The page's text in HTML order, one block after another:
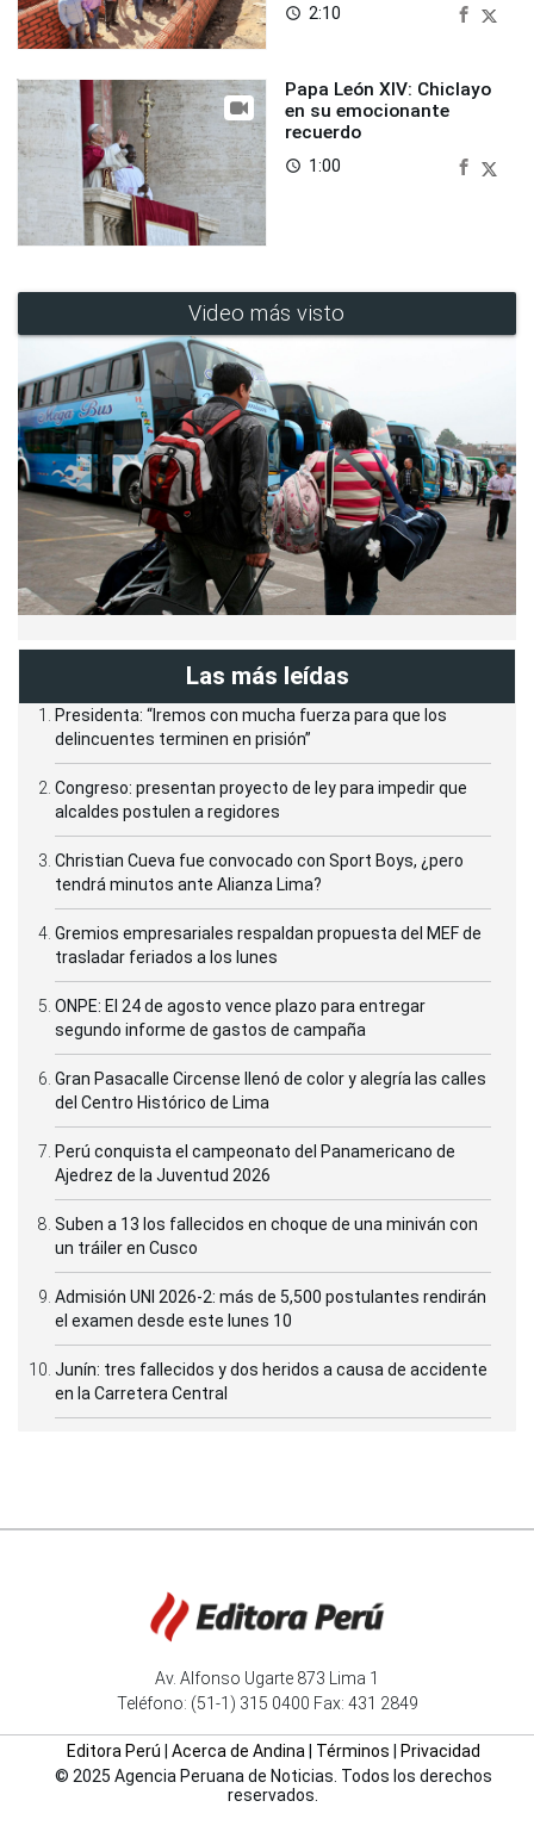
access_time 2:10
Papa León XIV: Chiclayo
en su emocionante
recuerdo
access_time 1:00
Video más visto
Las más leídas
Presidenta: “Iremos con mucha fuerza para que los
delincuentes terminen en prisión”
Congreso: presentan proyecto de ley para impedir que
alcaldes postulen a regidores
Christian Cueva fue convocado con Sport Boys, ¿pero
tendrá minutos ante Alianza Lima?
Gremios empresariales respaldan propuesta del MEF de
trasladar feriados a los lunes
ONPE: El 24 de agosto vence plazo para entregar
segundo informe de gastos de campaña
Gran Pasacalle Circense llenó de color y alegría las calles
del Centro Histórico de Lima
Perú conquista el campeonato del Panamericano de
Ajedrez de la Juventud 2026
Suben a 13 los fallecidos en choque de una miniván con
un tráiler en Cusco
Admisión UNI 2026-2: más de 5,500 postulantes rendirán
el examen desde este lunes 10
Junín: tres fallecidos y dos heridos a causa de accidente
en la Carretera Central
Av. Alfonso Ugarte 873 Lima 1
Teléfono: (51-1) 315 0400 Fax: 431 2849
Editora Perú Acerca de Andina Términos
Privacidad
© 2025 Agencia Peruana de Noticias. Todos los derechos
reservados.